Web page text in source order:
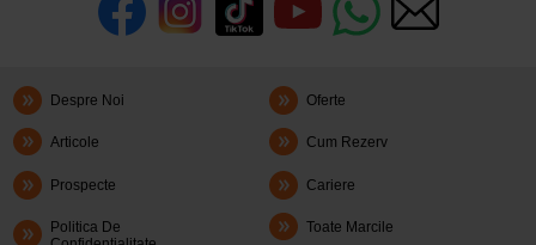
Despre Noi Oferte
Articole Cum Rezerv
Prospecte Cariere
Politica De
Toate Marcile